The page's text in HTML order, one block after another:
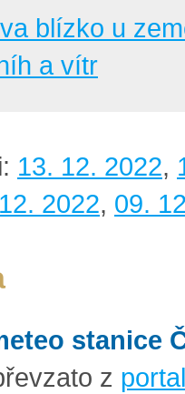
blízko u
a vítr
13. 12. 2022,
2022, 09.
stanice
z